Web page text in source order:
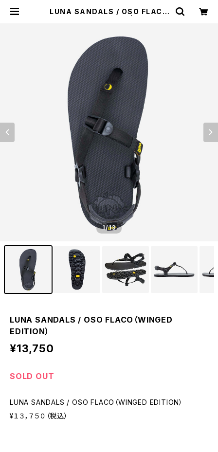
LUNA SANDALS / OSO FLACO
1/13
LUNA SANDALS / OSO FLACO（WINGED
EDITION）
¥13,750
SOLD OUT
LUNA SANDALS / OSO FLACO（WINGED EDITION）
¥１３，７５０（税込）